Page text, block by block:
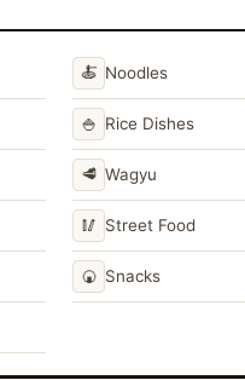
🍝 Noodles
🍚 Rice Dishes
🥩 Wagyu
🥢 Street Food
🍘 Snacks